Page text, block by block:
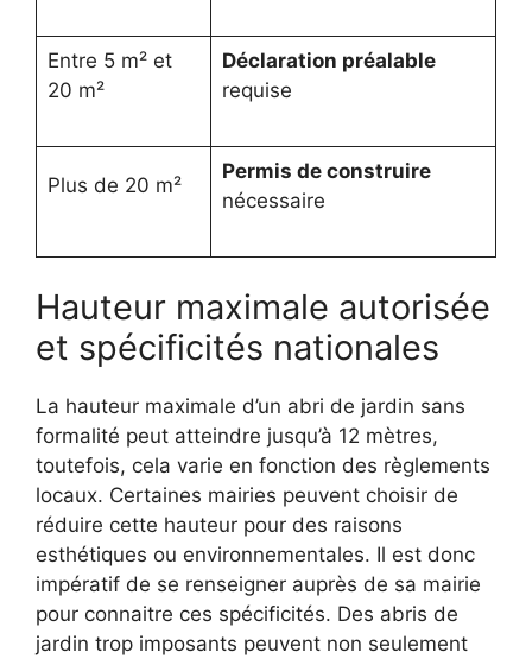
Entre 5 m² et
20 m²
Déclaration préalable
requise
Plus de 20 m²
Permis de construire
nécessaire
Hauteur maximale autorisée
et spécificités nationales
La hauteur maximale d’un abri de jardin sans
formalité peut atteindre jusqu’à 12 mètres,
toutefois, cela varie en fonction des règlements
locaux. Certaines mairies peuvent choisir de
réduire cette hauteur pour des raisons
esthétiques ou environnementales. Il est donc
impératif de se renseigner auprès de sa mairie
pour connaitre ces spécificités. Des abris de
jardin trop imposants peuvent non seulement